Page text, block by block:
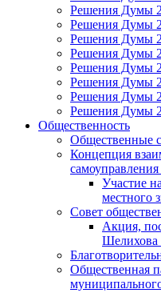
Решения Думы
Решения Думы
Решения Думы
Решения Думы
Решения Думы
Решения Думы
Решения Думы
Решения Думы
Общественность
Общественные
Концепция
Участие
местного
Совет
Акция,
Шелихова
Общественная